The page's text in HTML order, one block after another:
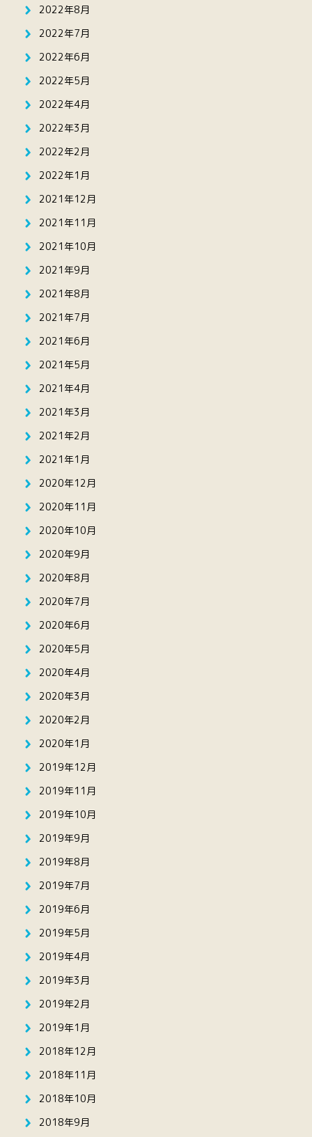
2022年8月
2022年7月
2022年6月
2022年5月
2022年4月
2022年3月
2022年2月
2022年1月
2021年12月
2021年11月
2021年10月
2021年9月
2021年8月
2021年7月
2021年6月
2021年5月
2021年4月
2021年3月
2021年2月
2021年1月
2020年12月
2020年11月
2020年10月
2020年9月
2020年8月
2020年7月
2020年6月
2020年5月
2020年4月
2020年3月
2020年2月
2020年1月
2019年12月
2019年11月
2019年10月
2019年9月
2019年8月
2019年7月
2019年6月
2019年5月
2019年4月
2019年3月
2019年2月
2019年1月
2018年12月
2018年11月
2018年10月
2018年9月